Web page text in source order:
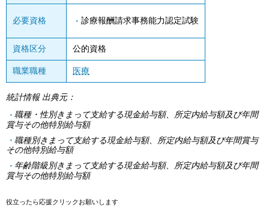
必要資格 診療報酬請求事務能力認定試験
資格区分 公的資格
職業職種 医療
統計情報 出典元：
職種・性別きまって支給する現金給与額、所定内給与額及び年間
賞与その他特別給与額
職種別きまって支給する現金給与額、所定内給与額及び年間賞与
その他特別給与額
年齢階級別きまって支給する現金給与額、所定内給与額及び年間
賞与その他特別給与額
役立ったら応援クリックお願いします